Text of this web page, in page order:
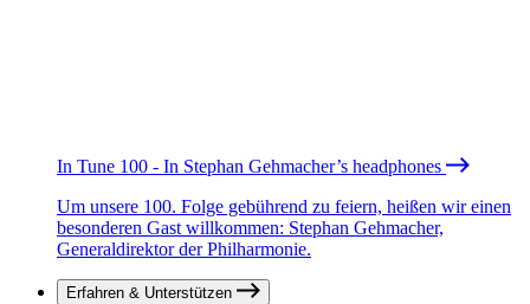
In Tune 100 - In Stephan Gehmacher’s headphones
Um unsere 100. Folge gebührend zu feiern, heißen wir einen
besonderen Gast willkommen: Stephan Gehmacher,
Generaldirektor der Philharmonie.
Erfahren & Unterstützen